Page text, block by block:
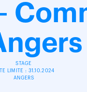
STAGE
LIMITE : 31.10.2024
ANGERS